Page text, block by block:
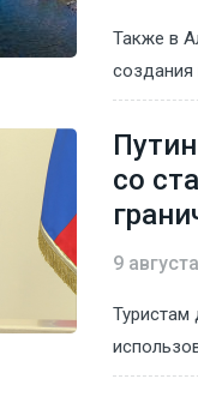
Также в
создания
со
9
Туристам